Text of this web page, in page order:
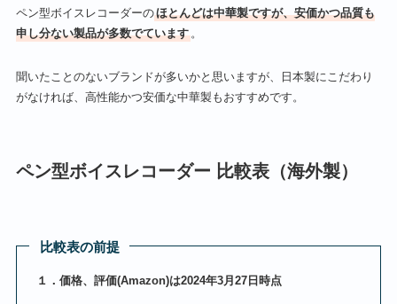
ペン型ボイスレコーダーのほとんどは中華製ですが、安価かつ品質も
申し分ない製品が多数でています。
聞いたことのないブランドが多いかと思いますが、日本製にこだわり
がなければ、高性能かつ安価な中華製もおすすめです。
ペン型ボイスレコーダー 比較表（海外製）
比較表の前提
１．価格、評価(Amazon)は2024年3月27日時点